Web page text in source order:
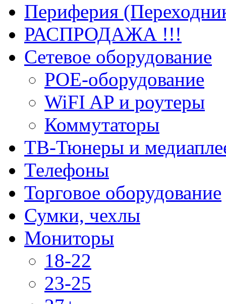
Периферия
РАСПРОДАЖА !!!
Сетевое оборудование
POE-оборудование
WiFI AP и роутеры
Коммутаторы
ТВ-Тюнеры и
Телефоны
Торговое оборудование
Сумки, чехлы
Мониторы
18-22
23-25